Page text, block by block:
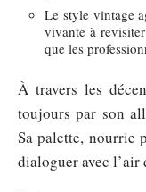
Le style vintage
vivante à
que les
À travers les
toujours par son
Sa palette, nourrie
dialoguer avec l’air